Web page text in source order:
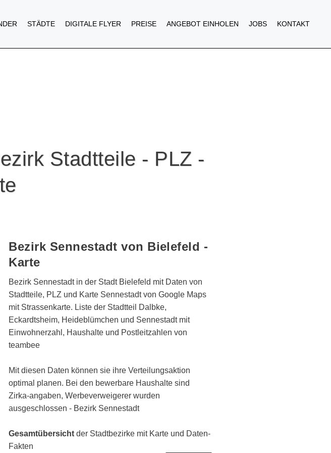
STÄDTE DIGITALE FLYER PREISE ANGEBOT EINHOLEN JOBS KONTAKT
Stadtteile - PLZ -
Bezirk Sennestadt von Bielefeld -
Karte
Bezirk Sennestadt in der Stadt Bielefeld mit Daten von
Stadtteile, PLZ und Karte Sennestadt von Google Maps
mit Strassenkarte. Liste der Stadtteil Dalbke,
Eckardtsheim, Heideblümchen und Sennestadt mit
Einwohnerzahl, Haushalte und Postleitzahlen von
teambee
Mit diesen Daten können sie ihre Verteilungsaktion
optimal planen. Bei den bewerbare Haushalte sind
Zirka-angaben, Werbeverweigerer wurden
ausgeschlossen - Bezirk Sennestadt
Gesamtübersicht der Stadtbezirke mit Karte und Daten-
Fakten